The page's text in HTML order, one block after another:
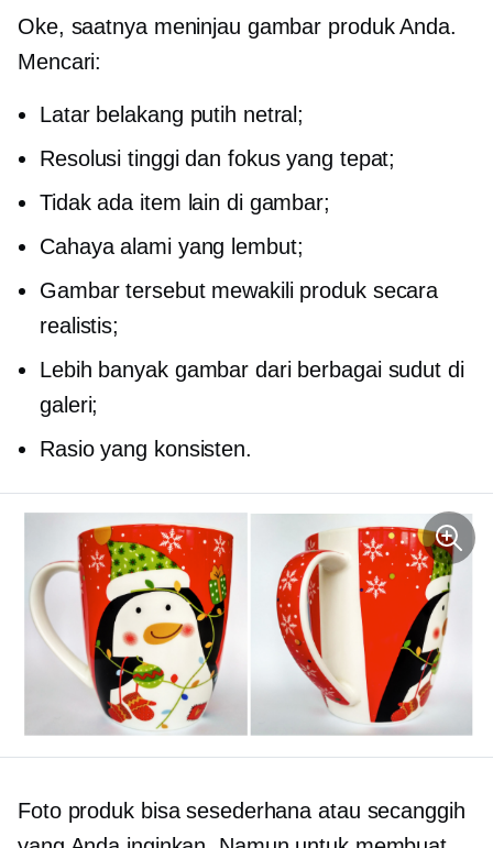
Oke, saatnya meninjau gambar produk Anda.
Mencari:
Latar belakang putih netral;
Resolusi tinggi dan fokus yang tepat;
Tidak ada item lain di gambar;
Cahaya alami yang lembut;
Gambar tersebut mewakili produk secara
realistis;
Lebih banyak gambar dari berbagai sudut di
galeri;
Rasio yang konsisten.
Foto produk bisa sesederhana atau secanggih